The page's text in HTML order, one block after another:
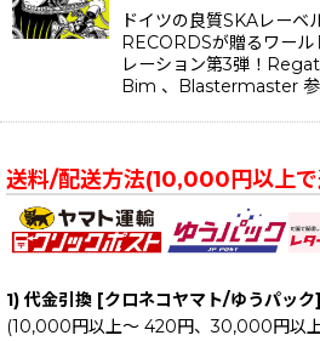
ドイツの良質SKAレー
RECORDSが贈るワール
レーション第3弾！
Bim 、Blastermaster
送料/配送方法(10,000円以上
1) 代金引換 [クロネコヤマト/ゆうパック]
(10,000円以上～ 420円、30,000円以